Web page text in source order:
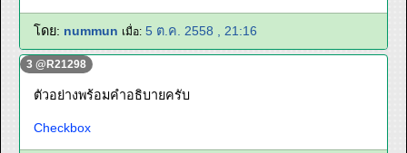
โดย: nummun เมื่อ: 5 ต.ค. 2558 , 21:16
3 @R21298
ตัวอย่างพร้อมคำอธิบายครับ
Checkbox